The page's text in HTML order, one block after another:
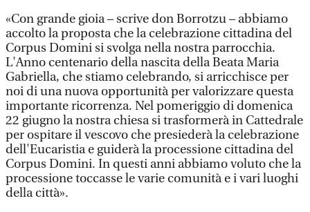
«Con grande gioia – scrive don Borrotzu – abbiamo
accolto la proposta che la celebrazione cittadina del
Corpus Domini si svolga nella nostra parrocchia.
L'Anno centenario della nascita della Beata Maria
Gabriella, che stiamo celebrando, si arricchisce per
noi di una nuova opportunità per valorizzare questa
importante ricorrenza. Nel pomeriggio di domenica
22 giugno la nostra chiesa si trasformerà in Cattedrale
per ospitare il vescovo che presiederà la celebrazione
dell'Eucaristia e guiderà la processione cittadina del
Corpus Domini. In questi anni abbiamo voluto che la
processione toccasse le varie comunità e i vari luoghi
della città».